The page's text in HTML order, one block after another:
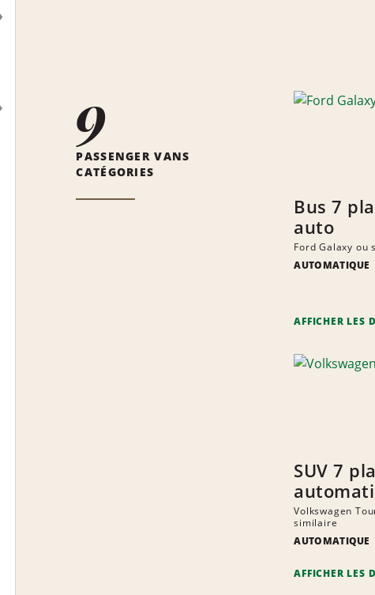
9
PASSENGER VANS
CATÉGORIES
Bus 7
auto
Ford Galaxy ou
AUTOMATIQUE
AFFICHER LES
SUV 7
Volkswagen
similaire
AUTOMATIQUE
AFFICHER LES